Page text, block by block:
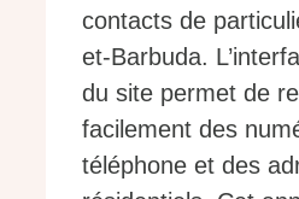
contacts de
et-Barbuda.
du site permet de
facilement des
téléphone et des